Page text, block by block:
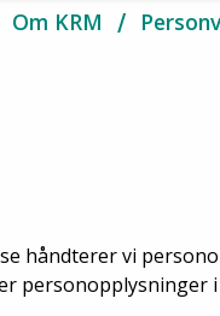
Om KRM
håndterer vi
personopplysninger